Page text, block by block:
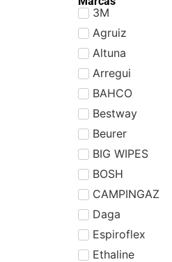
3M
Agruiz
Altuna
Arregui
BAHCO
Bestway
Beurer
BIG WIPES
BOSH
CAMPINGAZ
Daga
Espiroflex
Ethaline